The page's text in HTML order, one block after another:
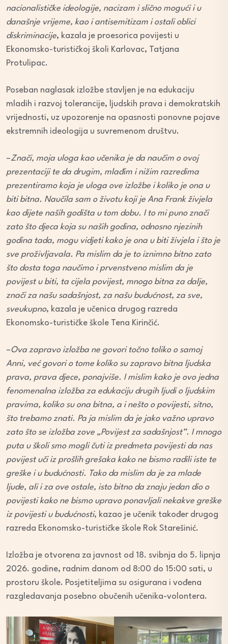
nacionalističke ideologije, nacizam i slično mogući i u
današnje vrijeme, kao i antisemitizam i ostali oblici
diskriminacije, kazala je proesorica povijesti u
Ekonomsko-turističkoj školi Karlovac, Tatjana
Protulipac.
Poseban naglasak izložbe stavljen je na edukaciju
mladih i razvoj tolerancije, ljudskih prava i demokratskih
vrijednosti, uz upozorenje na opasnosti ponovne pojave
ekstremnih ideologija u suvremenom društvu.
–Znači, moja uloga kao učenika je da naučim o ovoj
prezentaciji te da drugim, mlađim i nižim razredima
prezentiramo koja je uloga ove izložbe i koliko je ona u
biti bitna. Naučila sam o životu koji je Ana Frank živjela
kao dijete naših godišta u tom dobu. I to mi puno znači
zato što djeca koja su naših godina, odnosno njezinih
godina tada, mogu vidjeti kako je ona u biti živjela i što je
sve proživljavala. Pa mislim da je to iznimno bitno zato
što dosta toga naučimo i prvenstveno mislim da je
povijest u biti, ta cijela povijest, mnogo bitna za dalje,
znači za našu sadašnjost, za našu budućnost, za sve,
sveukupno, kazala je učenica drugog razreda
Ekonomsko-turističke škole Tena Kirinčić.
–Ova zapravo izložba ne govori točno toliko o samoj
Anni, već govori o tome koliko su zapravo bitna ljudska
prava, prava djece, ponajviše. I mislim kako je ovo jedna
fenomenalna izložba za edukaciju drugih ljudi o ljudskim
pravima, koliko su ona bitna, a i nešto o povijesti, sitno,
što trebamo znati. Pa ja mislim da je jako važno upravo
zato što se izložba zove „Povijest za sadašnjost”. I mnogo
puta u školi smo mogli čuti iz predmeta povijesti da nas
povijest uči iz prošlih grešaka kako ne bismo radili iste te
greške i u budućnosti. Tako da mislim da je za mlade
ljude, ali i za ove ostale, isto bitno da znaju jedan dio o
povijesti kako ne bismo upravo ponavljali nekakve greške
iz povijesti u budućnosti, kazao je učenik također drugog
razreda Ekonomsko-turističke škole Rok Starešinić.
Izložba je otvorena za javnost od 18. svibnja do 5. lipnja
2026. godine, radnim danom od 8:00 do 15:00 sati, u
prostoru škole. Posjetiteljima su osigurana i vođena
razgledavanja posebno obučenih učenika-volontera.